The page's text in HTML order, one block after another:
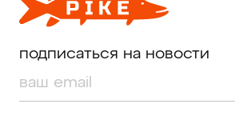
подписаться на новости